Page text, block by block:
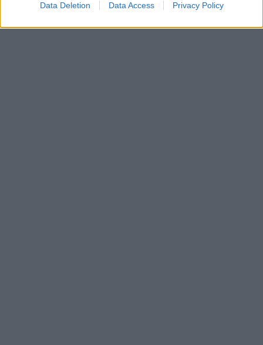
Data Deletion Data Access Privacy Policy